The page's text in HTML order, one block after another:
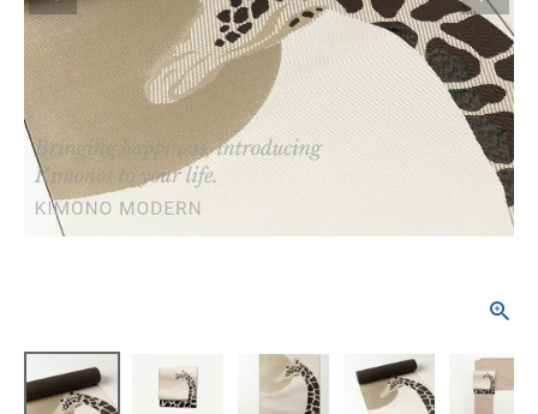
タイプから探す
カジュアル ソシアル フォーマル
商品タイプ
在庫有 アーカイブ商品 セール商品
正絹 木綿・麻 ポリエステル その他
着物
羽織